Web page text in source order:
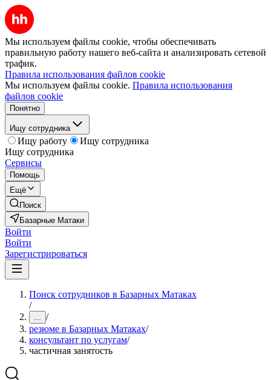
Мы используем файлы cookie, чтобы обеспечивать
правильную работу нашего веб-сайта и анализировать сетевой
трафик.
Правила использования файлов cookie
Мы используем файлы cookie. Правила использования
файлов cookie
Понятно
Ищу сотрудника
Ищу работу
Ищу сотрудника
Ищу сотрудника
Сервисы
Помощь
Ещё
Поиск
Базарные Матаки
Войти
Войти
Зарегистрироваться
Поиск сотрудников в Базарных Матаках
/
... /
резюме в Базарных Матаках/
консультант по услугам/
частичная занятость